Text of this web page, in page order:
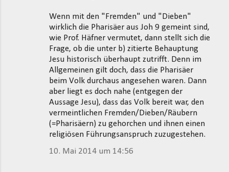
Wenn mit den "Fremden" und "Dieben"
wirklich die Pharisäer aus Joh 9 gemeint sind,
wie Prof. Häfner vermutet, dann stellt sich die
Frage, ob die unter b) zitierte Behauptung
Jesu historisch überhaupt zutrifft. Denn im
Allgemeinen gilt doch, dass die Pharisäer
beim Volk durchaus angesehen waren. Dann
aber liegt es doch nahe (entgegen der
Aussage Jesu), dass das Volk bereit war, den
vermeintlichen Fremden/Dieben/Räubern
(=Pharisäern) zu gehorchen und ihnen einen
religiösen Führungsanspruch zuzugestehen.
10. Mai 2014 um 14:56